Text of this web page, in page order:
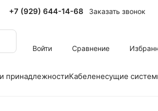
+7 (929) 644-14-68 Заказать звонок
Войти Сравнение
принадлежностиКабеленесущие